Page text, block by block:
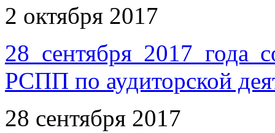
2 октября 2017
28 сентября 2017 года
РСПП по аудиторской
28 сентября 2017